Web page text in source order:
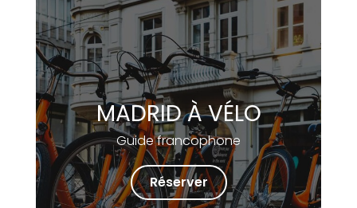
MADRID À VÉLO
Guide francophone
Réserver